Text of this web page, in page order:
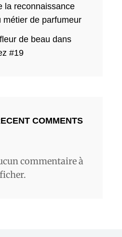
la reconnaissance
métier de parfumeur
de beau dans
#19
COMMENTS
commentaire à